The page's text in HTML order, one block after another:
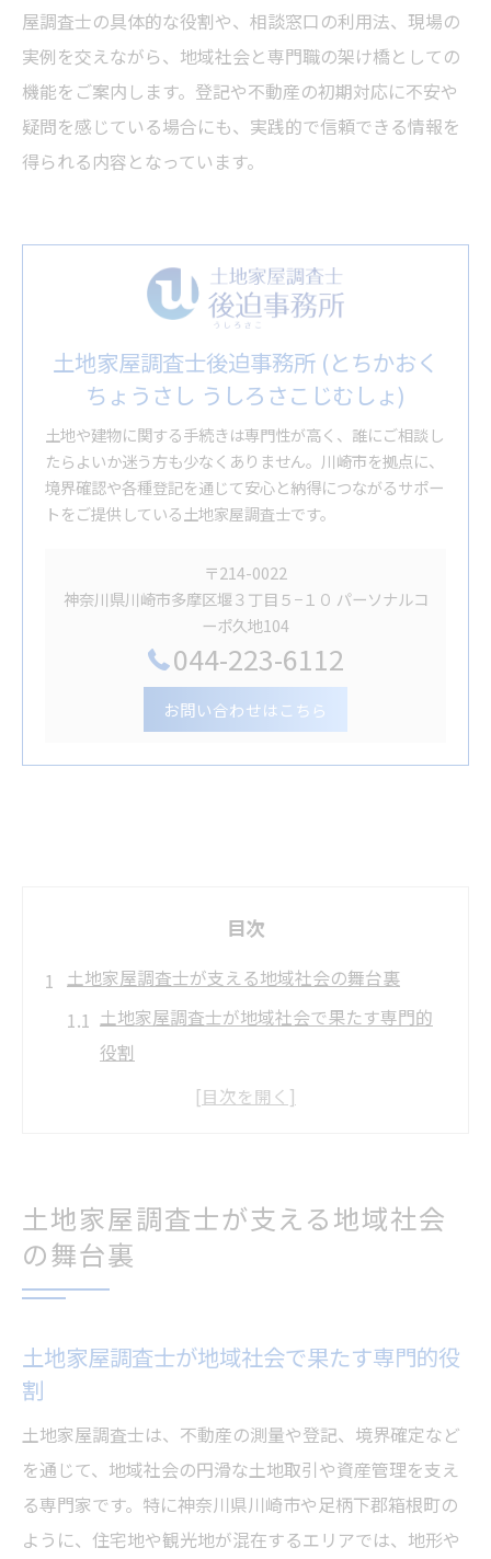
屋調査士の具体的な役割や、相談窓口の利用法、現場の
実例を交えながら、地域社会と専門職の架け橋としての
機能をご案内します。登記や不動産の初期対応に不安や
疑問を感じている場合にも、実践的で信頼できる情報を
得られる内容となっています。
土地家屋調査士後迫事務所 (とちかおく
ちょうさし うしろさこじむしょ)
土地や建物に関する手続きは専門性が高く、誰にご相談し
たらよいか迷う方も少なくありません。川崎市を拠点に、
境界確認や各種登記を通じて安心と納得につながるサポー
トをご提供している土地家屋調査士です。
〒214-0022
神奈川県川崎市多摩区堰３丁目５−１０ パーソナルコ
ーポ久地104
044-223-6112
お問い合わせはこちら
目次
土地家屋調査士が支える地域社会の舞台裏
土地家屋調査士が地域社会で果たす専門的
役割
地域の安心を支える土地家屋調査士の活動
土地家屋調査士による地域連携の実践例を
紹介
土地家屋調査士が複雑地形で発揮する専門
難易度の高い地形も土地家屋調査士が対応
可能
土地家屋調査士が活用する測量技術の最前
線
土地家屋調査士が支える地域社会
の舞台裏
土地家屋調査士が地域社会で果たす専門的役
割
土地家屋調査士は、不動産の測量や登記、境界確定など
を通じて、地域社会の円滑な土地取引や資産管理を支え
る専門家です。特に神奈川県川崎市や足柄下郡箱根町の
ように、住宅地や観光地が混在するエリアでは、地形や